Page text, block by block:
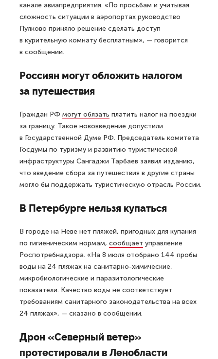
канале авиапредприятия. «По просьбам и учитывая
сложность ситуации в аэропортах руководство
Пулково приняло решение сделать доступ
в курительную комнату бесплатным», — говорится
в сообщении.
Россиян могут обложить налогом
за путешествия
Граждан РФ могут обязать платить налог на поездки
за границу. Такое нововведение допустили
в Государственной Думе РФ. Председатель комитета
Госдумы по туризму и развитию туристической
инфраструктуры Сангаджи Тарбаев заявил изданию,
что введение сбора за путешествия в другие страны
могло бы поддержать туристическую отрасль России.
В Петербурге нельзя купаться
В городе на Неве нет пляжей, пригодных для купания
по гигиеническим нормам, сообщает управление
Роспотребнадзора. «На 8 июля отобрано 144 пробы
воды на 24 пляжах на санитарно-химические,
микробиологические и паразитологические
показатели. Качество воды не соответствует
требованиям санитарного законодательства на всех
24 пляжах», — сказано в сообщении.
Дрон «Северный ветер»
протестировали в Ленобласти